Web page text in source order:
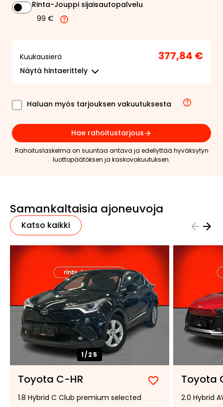
Rinta-Jouppi sijaisautopalvelu
99 €
Kuukausierä 377,84 €
Näytä hintaerittely
Haluan myös tarjouksen vakuutuksesta
Hae rahoitustarjous
Rahoituslaskelma on suuntaa antava ja edellyttää hyväksytyn
luottopäätöksen ja kaskovakuutuksen.
Samankaltaisia ajoneuvoja
Katso kaikki
1/25
Toyota C-HR
Lisää
suosikiksi
Poista
suosikeista
1.8 Hybrid C Club premium selected
Toyota
2.0 Hybrid